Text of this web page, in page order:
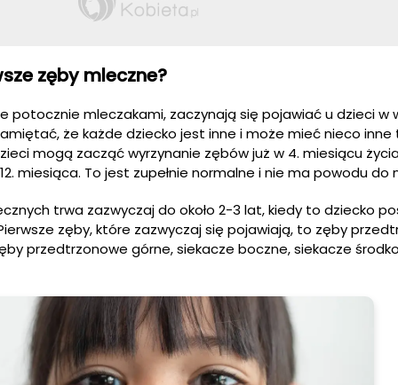
zęby mleczne?
potocznie mleczakami, zaczynają się pojawiać u dzieci w
że każde dziecko jest inne i może mieć nieco
mogą zacząć wyrzynanie zębów już w 4. miesiącu
miesiąca. To jest zupełnie normalne i nie ma powodu do
trwa zazwyczaj do około 2-3 lat, kiedy to dziecko
zęby, które zazwyczaj się pojawiają, to zęby
przedtrzonowe górne, siekacze boczne, siekacze